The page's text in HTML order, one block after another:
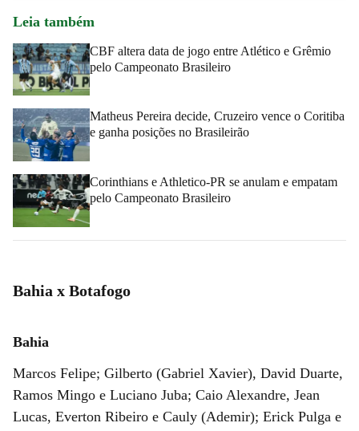
Leia também
CBF altera data de jogo entre Atlético e Grêmio
pelo Campeonato Brasileiro
Matheus Pereira decide, Cruzeiro vence o Coritiba
e ganha posições no Brasileirão
Corinthians e Athletico-PR se anulam e empatam
pelo Campeonato Brasileiro
Bahia x Botafogo
Bahia
Marcos Felipe; Gilberto (Gabriel Xavier), David Duarte,
Ramos Mingo e Luciano Juba; Caio Alexandre, Jean
Lucas, Everton Ribeiro e Cauly (Ademir); Erick Pulga e